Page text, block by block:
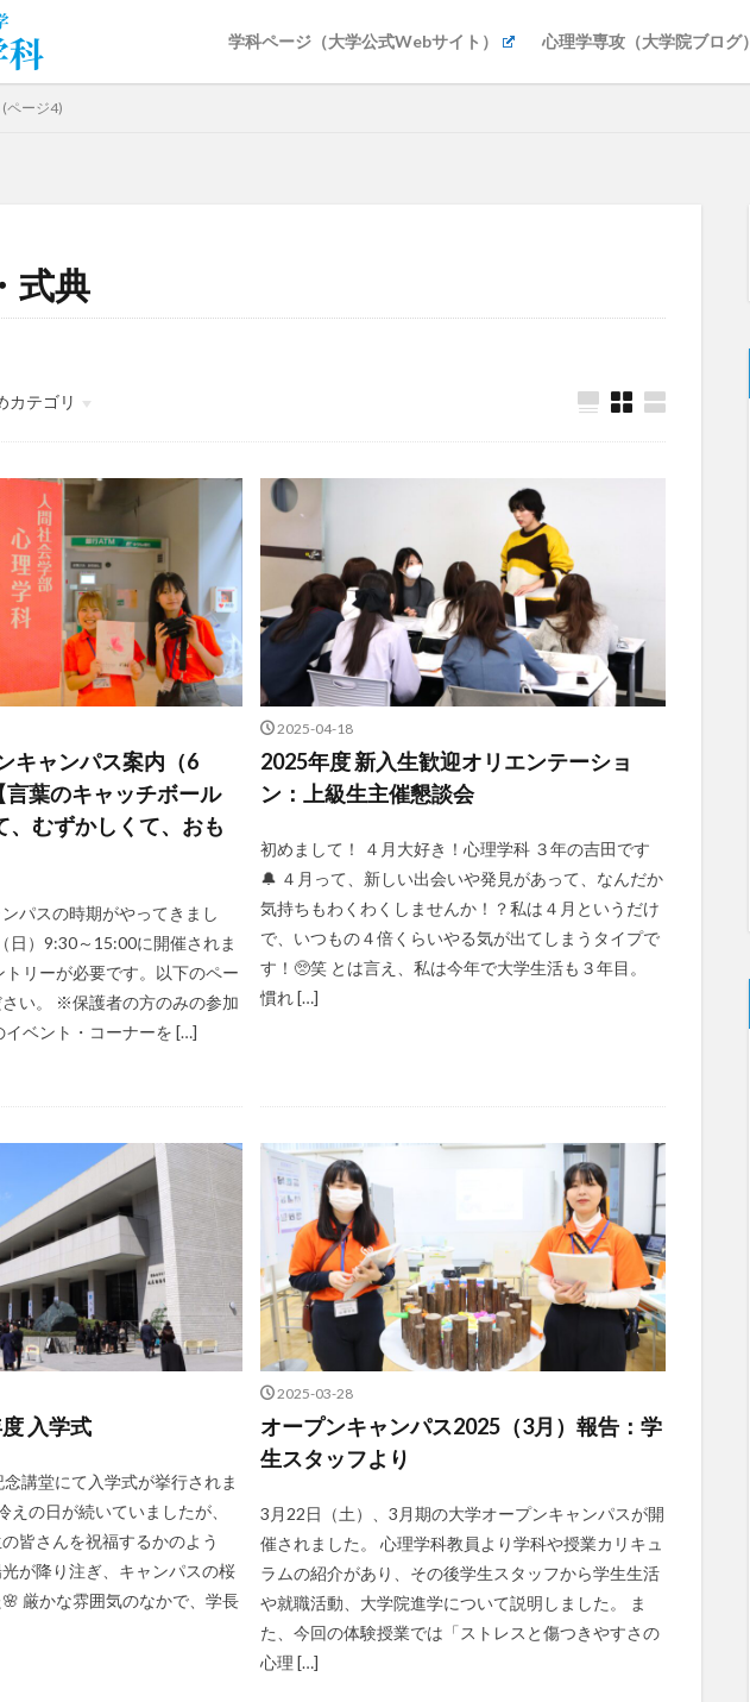
学科ページ（大学公式Webサイト） 心理学専攻（大学院ブログ）
ページ4)
式典
カテゴリ
・講座紹介
心理師科目
・卒論
発表・成果
ント・式典
リア支援
・社会貢献
員紹介
キャンパス案内（6
言葉のキャッチボール
、むずかしくて、おも
パスの時期がやってきまし
日）9:30～15:00に開催されま
リーが必要です。以下のペー
い。 ※保護者の方のみの参加
イベント・コーナーを […]
2025-04-18
2025年度 新入生歓迎オリエンテーショ
ン：上級生主催懇談会
初めまして！ ４月大好き！心理学科 ３年の吉田です
🔔 ４月って、新しい出会いや発見があって、なんだか
気持ちもわくわくしませんか！？私は４月というだけ
で、いつもの４倍くらいやる気が出てしまうタイプで
す！🥺笑 とは言え、私は今年で大学生活も３年目。
慣れ […]
入学式
講堂にて入学式が挙行されま
えの日が続いていましたが、
皆さんを祝福するかのよう
が降り注ぎ、キャンパスの桜
厳かな雰囲気のなかで、学長
2025-03-28
オープンキャンパス2025（3月）報告：学
生スタッフより
3月22日（土）、3月期の大学オープンキャンパスが開
催されました。 心理学科教員より学科や授業カリキュ
ラムの紹介があり、その後学生スタッフから学生生活
や就職活動、大学院進学について説明しました。 ま
た、今回の体験授業では「ストレスと傷つきやすさの
心理 […]